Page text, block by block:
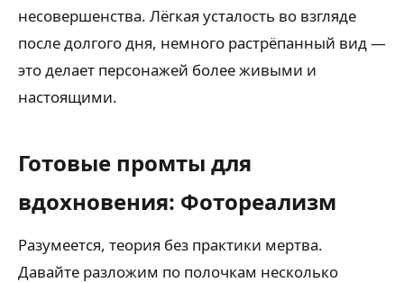
несовершенства. Лёгкая усталость во взгляде
после долгого дня, немного растрёпанный вид —
это делает персонажей более живыми и
настоящими.
Готовые промты для
вдохновения: Фотореализм
Разумеется, теория без практики мертва.
Давайте разложим по полочкам несколько